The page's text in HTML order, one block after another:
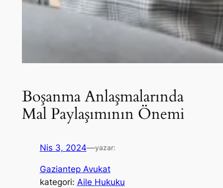
Boşanma Anlaşmalarında
Mal Paylaşımının Önemi
Nis 3, 2024—yazar:
Gaziantep Avukat
kategori: Aile Hukuku